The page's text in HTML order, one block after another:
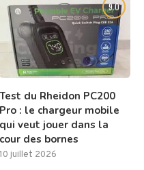
9.0
Test du Rheidon PC200
Pro : le chargeur mobile
qui veut jouer dans la
cour des bornes
10 juillet 2026